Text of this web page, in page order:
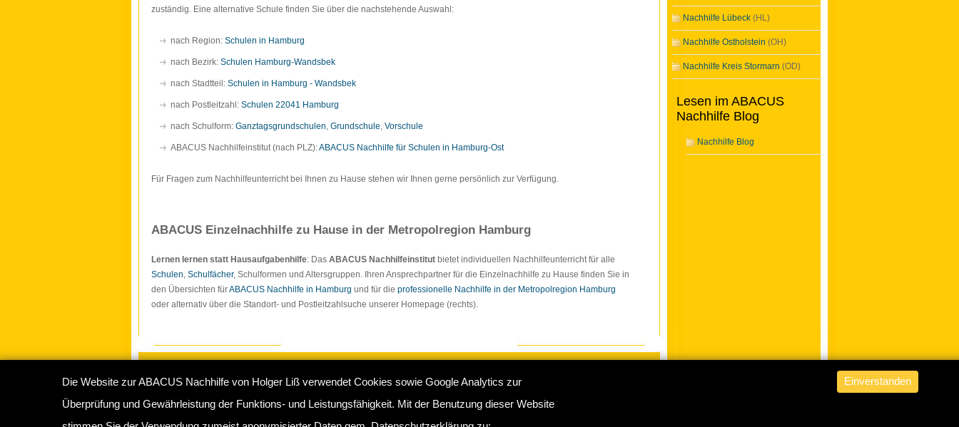
zuständig. Eine alternative Schule finden Sie über die nachstehende Auswahl:
nach Region: Schulen in Hamburg
nach Bezirk: Schulen Hamburg-Wandsbek
nach Stadtteil: Schulen in Hamburg - Wandsbek
nach Postleitzahl: Schulen 22041 Hamburg
nach Schulform: Ganztagsgrundschulen, Grundschule, Vorschule
ABACUS Nachhilfeinstitut (nach PLZ):ABACUS Nachhilfe für Schulen in Hamburg-Ost
Für Fragen zum Nachhilfeunterricht bei Ihnen zu Hause stehen wir Ihnen gerne persönlich zur Verfügung.
ABACUS Einzelnachhilfe zu Hause in der Metropolregion Hamburg
Lernen lernen statt Hausaufgabenhilfe: Das ABACUS Nachhilfeinstitut bietet individuellen Nachhilfeunterricht für alle
Schulen, Schulfächer, Schulformen und Altersgruppen. Ihren Ansprechpartner für die Einzelnachhilfe zu Hause finden Sie in
den Übersichten fürABACUS Nachhilfe in Hamburg und für die professionelle Nachhilfe in der Metropolregion Hamburg
oder alternativ über die Standort- und Postleitzahlsuche unserer Homepage (rechts).
Nachhilfe Lübeck (HL)
Nachhilfe Ostholstein (OH)
Nachhilfe Kreis Stormarn (OD)
Lesen im ABACUS
Nachhilfe Blog
Nachhilfe Blog
Copyright © 2009-2026ABACUS Nachhilfe Hamburg:Impressum/Sitemap/Datenschutz /Kontakt
Abacus Nachhilfeinstitut Hamburg, Sperberkamp 16 b, 22175 Hamburg - Telefon: 040 - 681370 / 60761683
Die Website zur ABACUS Nachhilfe von Holger Liß verwendet Cookies sowie Google Analytics zur
Überprüfung und Gewährleistung der Funktions- und Leistungsfähigkeit. Mit der Benutzung dieser Website
Einverstanden